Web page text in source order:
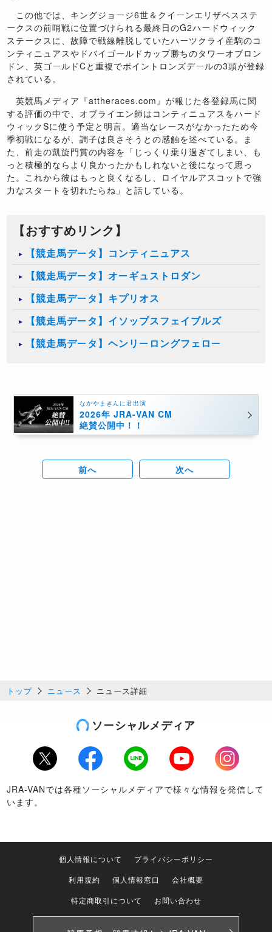
この他では、キングジョージ6世＆クイーンエリザベスステ
ークスの前哨戦に位置づけられる最終日のG2ハードウィック
ステークスに、故障で戦線離脱していたハーツクライ産駒のコ
ンティニュアスやドバイゴールドカップ勝ちのタワーオブロン
ドン、英ゴールドCと重複でポイントロンズデールの3頭が登録
されている。
英競馬メディア『attheraces.com』が報じた各登録馬に関
する評価の中で、オブライエン師はコンティニュアスをハード
ウィックSに使う予定と明言。適当なレースがなかったため今
季初戦になるが、調子は良さそうとの感触を述べている。ま
た、前走の凱旋門賞の内容を「じっくり乗り過ぎてしまい、も
っと積極的ならより良かったかもしれないと後になって思っ
た。これから彼はもっと良くなるし、ロイヤルアスコットで強
力なスタートを切れたらね」と話している。
【おすすめリンク】
【競走馬データ】コンティニュアス
【競走馬データ】オーギュストロダン
【競走馬データ】キプリオス
【競走馬データ】イソップスフェイブルズ
【競走馬データ】ヘンリーロングフェロー
なかやまきんに君出演
2026年 JRA-VAN CM
絶賛公開中！！
前へ 次へ
トップ ニュース ニュース詳細
ソーシャルメディア
Twitter Facebook LINE Youtube
Instagram
JRA-VANでは各種ソーシャルメディアで様々な情報を発信して
います。
個人情報について
プライバシーポリシー
利用規約
個人情報窓口
会社概要
特定商取引について
お問い合わせ